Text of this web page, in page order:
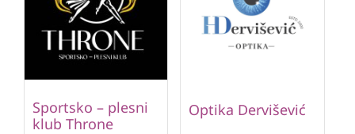
Sportsko – plesni
klub Throne
Optika Dervišević